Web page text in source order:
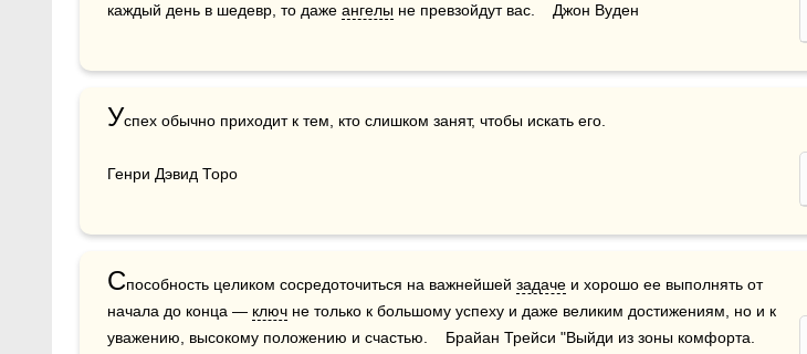
каждый день в шедевр, то даже ангелы не превзойдут вас.    Джон Вуден
Успех обычно приходит к тем, кто слишком занят, чтобы искать его.
Генри Дэвид Торо
Способность целиком сосредоточиться на важнейшей задаче и хорошо ее выполнять от
начала до конца — ключ не только к большому успеху и даже великим достижениям, но и к
уважению, высокому положению и счастью.    Брайан Трейси "Выйди из зоны комфорта.